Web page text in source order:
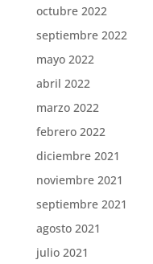
octubre 2022
septiembre 2022
mayo 2022
abril 2022
marzo 2022
febrero 2022
diciembre 2021
noviembre 2021
septiembre 2021
agosto 2021
julio 2021